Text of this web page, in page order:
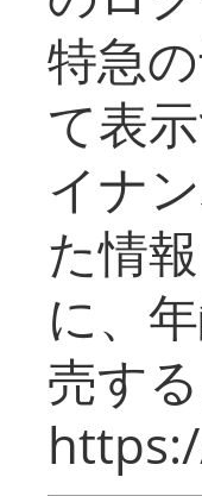
特急
て表
イナ
た情
に、
売す